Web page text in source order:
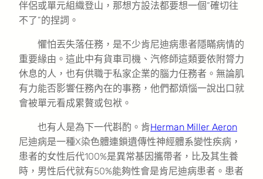
伴侶或單元組織登山，那想方設法都要想一個“確切往
不了”的捏詞。
懼怕丟失落任務，是不少肯尼迪病患者隱瞞病情的
重要緣由。這此中有貨車司機、汽修師這類要依附膂力
休息的人，也有供職于私家企業的腦力任務者。無論肌
有力能否影響任務內在的事務，他們都煩惱一說出口就
會被單元看成累贅或包袱。
也有人是為下一代斟酌。肯Herman Miller Aeron
尼迪病是一種X染色體連鎖遺傳性神經體系變性疾病，
患者的女性后代100%是異常基因攜帶者，比及其生養
時，男性后代就有50%能夠性會是肯尼迪病患者。患者